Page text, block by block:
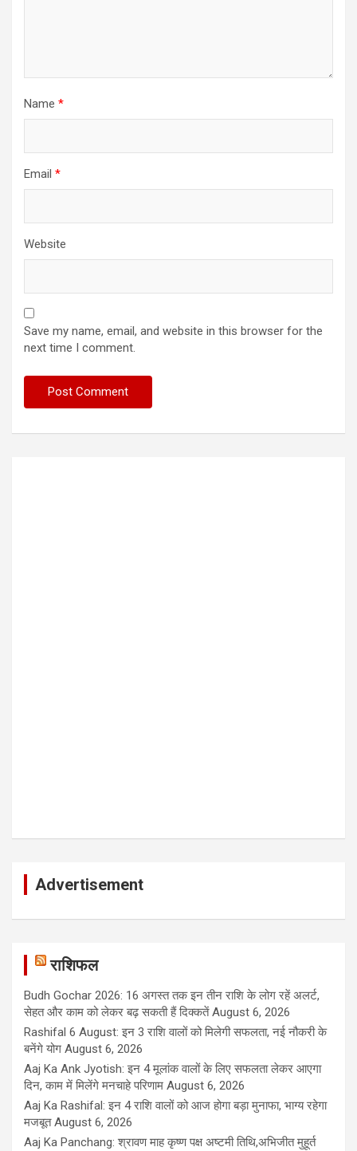
Name *
Email *
Website
Save my name, email, and website in this browser for the
next time I comment.
Advertisement
राशिफल
Budh Gochar 2026: 16 अगस्त तक इन तीन राशि के लोग रहें अलर्ट,
सेहत और काम को लेकर बढ़ सकती हैं दिक्कतें August 6, 2026
Rashifal 6 August: इन 3 राशि वालों को मिलेगी सफलता, नई नौकरी के
बनेंगे योग August 6, 2026
Aaj Ka Ank Jyotish: इन 4 मूलांक वालों के लिए सफलता लेकर आएगा
दिन, काम में मिलेंगे मनचाहे परिणाम August 6, 2026
Aaj Ka Rashifal: इन 4 राशि वालों को आज होगा बड़ा मुनाफा, भाग्य रहेगा
मजबूत August 6, 2026
Aaj Ka Panchang: श्रावण माह कृष्ण पक्ष अष्टमी तिथि,अभिजीत मुहूर्त